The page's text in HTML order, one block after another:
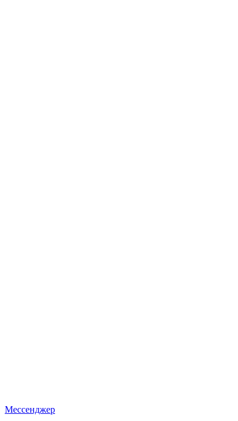
Мессенджер